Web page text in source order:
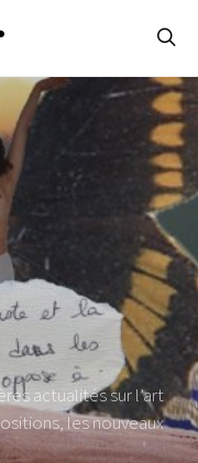
actualités sur l’art
les nouveaux